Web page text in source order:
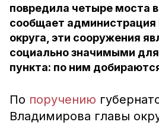
повредила четыре моста
сообщает администрация
округа, эти сооружения
социально значимыми
пункта: по ним
По поручению
Владимирова главы